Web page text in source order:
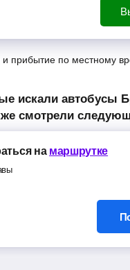
прибытие по местному
смотрели
на маршрутке